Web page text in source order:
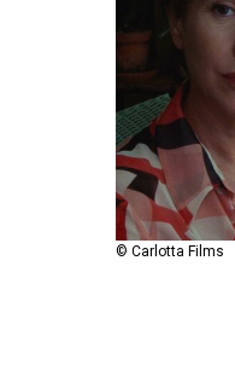
© Carlotta Films